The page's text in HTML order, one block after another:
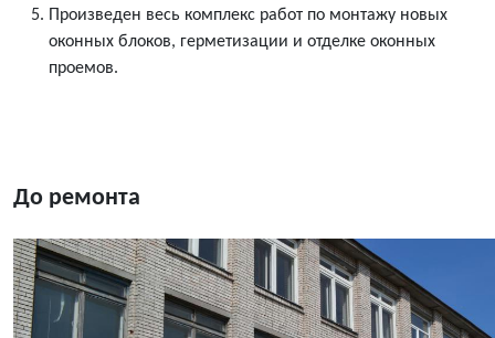
Произведен весь комплекс работ по монтажу новых
оконных блоков, герметизации и отделке оконных
проемов.
До ремонта